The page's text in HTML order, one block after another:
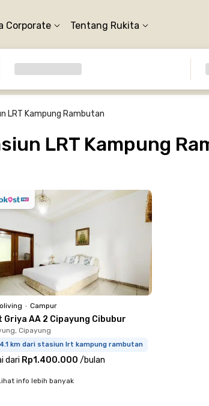
Corporate Tentang Rukita
LRT Kampung Rambutan
LRT Kampung
• Campur
Griya AA 2 Cipayung Cibubur
Cipayung
4.1 km dari stasiun lrt kampung rambutan
dari Rp1.400.000 /bulan
info lebih banyak